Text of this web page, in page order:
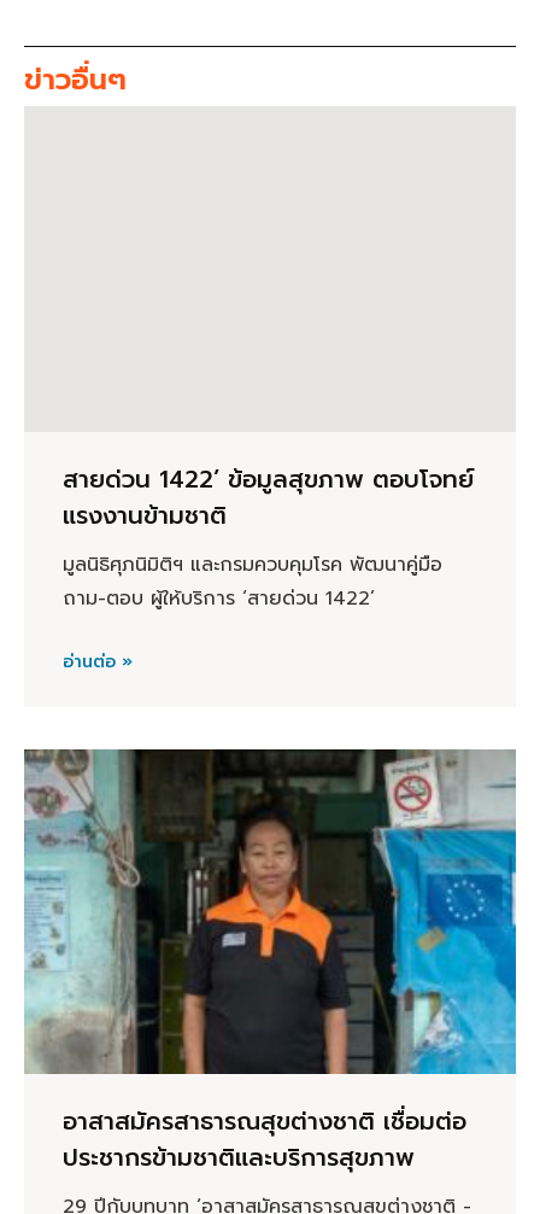
ข่าวอื่นๆ
สายด่วน 1422’ ข้อมูลสุขภาพ ตอบโจทย์
แรงงานข้ามชาติ
มูลนิธิศุภนิมิติฯ และกรมควบคุมโรค พัฒนาคู่มือ
ถาม-ตอบ ผู้ให้บริการ ‘สายด่วน 1422’
อ่านต่อ »
อาสาสมัครสาธารณสุขต่างชาติ เชื่อมต่อ
ประชากรข้ามชาติและบริการสุขภาพ
29 ปีกับบทบาท ‘อาสาสมัครสาธารณสุขต่างชาติ -